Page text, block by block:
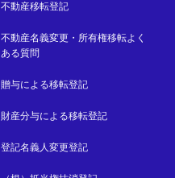
不動産移転登記
不動産名義変更・所有権移転よく
ある質問
贈与による移転登記
財産分与による移転登記
登記名義人変更登記